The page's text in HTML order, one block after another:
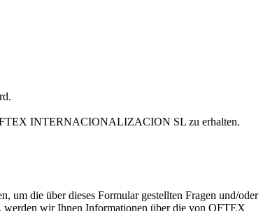
INTERNACIONALIZACION SL zu erhalten.
die über dieses Formular gestellten Fragen und/oder
werden wir Ihnen Informationen über die von OFTEX